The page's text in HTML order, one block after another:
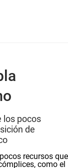
los pocos
de